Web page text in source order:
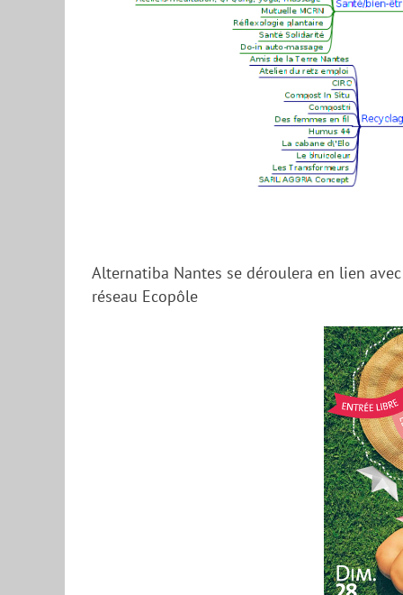
Alternatiba Nantes se déroulera en lien
réseau Ecopôle